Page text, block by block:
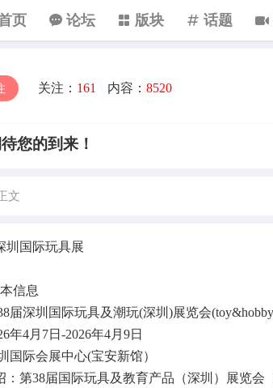
页 论坛 版块 话题
关注： 161 内容： 8520
您的到来！
文
圳国际玩具展
信息
届深圳国际玩具及潮玩(深圳)展览会
年4月7日-2026年4月9日
国际会展中心(宝安新馆）
：第38届国际玩具及教育产品（深圳）展览会